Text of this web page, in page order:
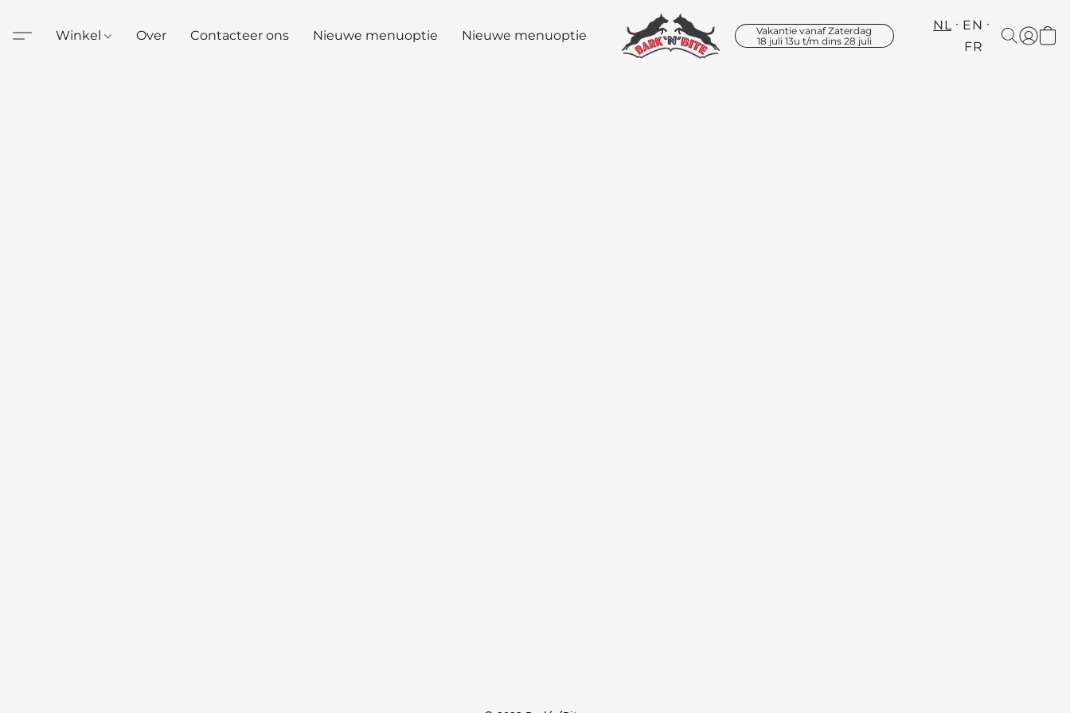
Winkel Over Contacteer ons Nieuwe menuoptie Nieuwe menuoptie
Vakantie vanaf Zaterdag
18 juli 13u t/m dins 28 juli
NL
EN
FR